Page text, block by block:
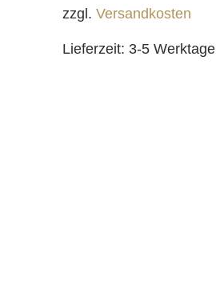
zzgl. Versandkosten
Lieferzeit: 3-5 Werktage